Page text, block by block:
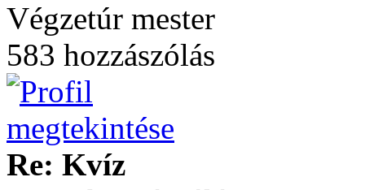
Végzetúr mester
583 hozzászólás
Re: Kvíz